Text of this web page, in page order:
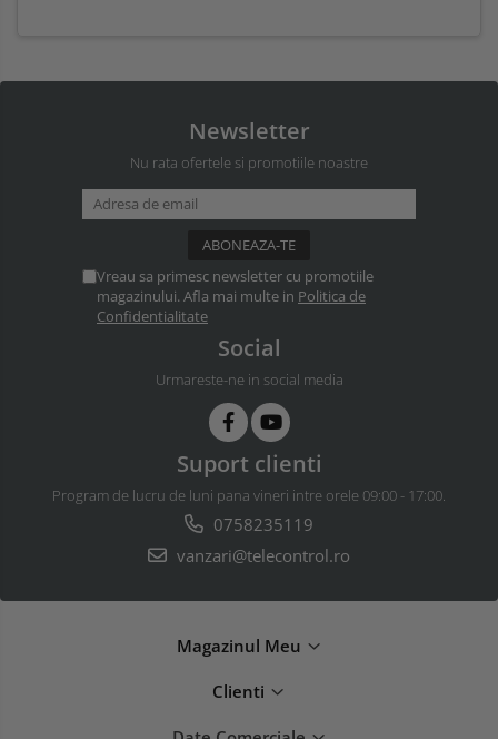
Newsletter
Nu rata ofertele si promotiile noastre
Vreau sa primesc newsletter cu promotiile
magazinului. Afla mai multe in Politica de
Confidentialitate
Social
Urmareste-ne in social media
Suport clienti
Program de lucru de luni pana vineri intre orele 09:00 - 17:00.
0758235119
vanzari@telecontrol.ro
Magazinul Meu
Clienti